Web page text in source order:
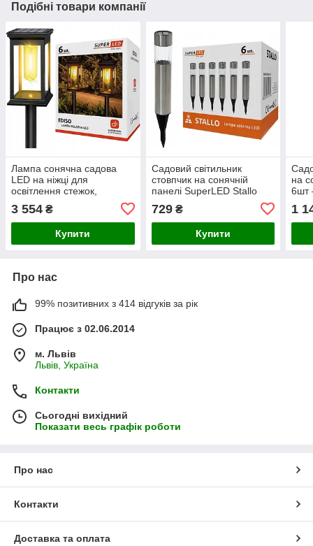
Подібні товари компанії
Лампа сонячна садова
LED на ніжці для
освітлення стежок,
3 554 ₴
Купити
Садовий світильник
стовпчик на сонячній
панелі SuperLED Stallo
клумб, набір 6шт
729₴
Купити
на
6шт
1
Про нас
99% позитивних з 414 відгуків за рік
Працює з 02.06.2014
м. Львів
Львів, Україна
Контакти
Сьогодні вихідний
Показати весь графік роботи
Про нас
Контакти
Доставка та оплата